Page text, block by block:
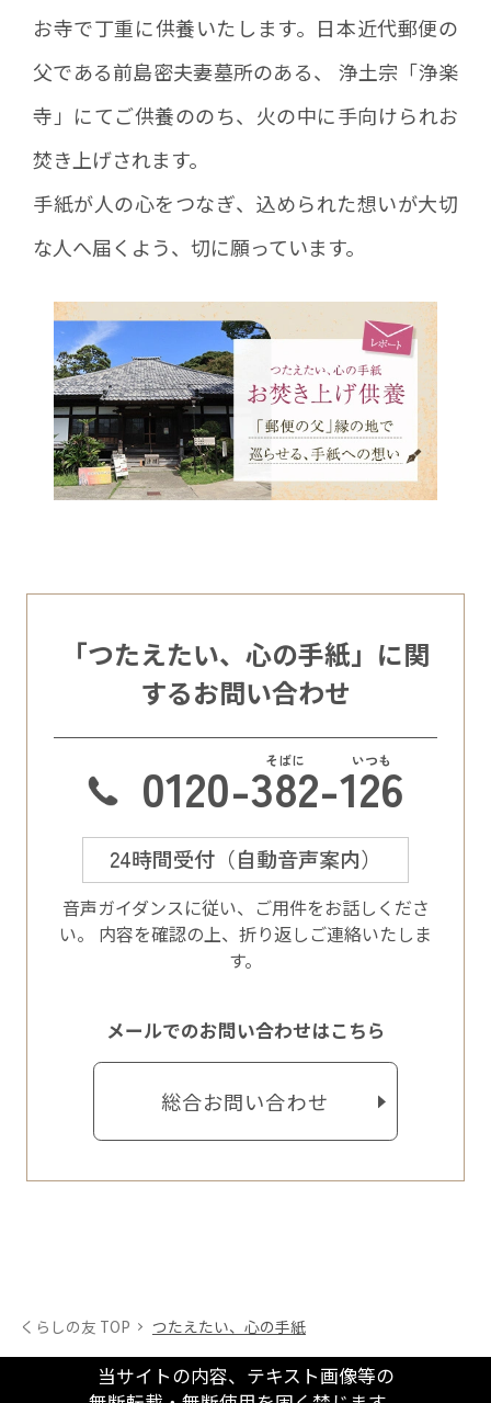
お寺で丁重に供養いたします。日本近代郵便の
父である前島密夫妻墓所のある、 浄土宗「浄楽
寺」にてご供養ののち、火の中に手向けられお
焚き上げされます。
手紙が人の心をつなぎ、込められた想いが大切
な人へ届くよう、切に願っています。
「つたえたい、心の手紙」に関
するお問い合わせ
0120-382-126
24時間受付（自動音声案内）
⾳声ガイダンスに従い、ご⽤件をお話しくださ
い。
内容を確認の上、折り返しご連絡いたしま
す。
メールでのお問い合わせはこちら
総合お問い合わせ
くらしの友 TOP つたえたい、心の手紙
当サイトの内容、テキスト画像等の